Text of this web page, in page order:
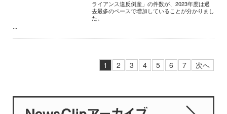
ライアンス違反倒産」の件数が、2023年度は過
去最多のペースで増加していることが分かりまし
た。
...
1 2 3 4 5 6 7 次へ